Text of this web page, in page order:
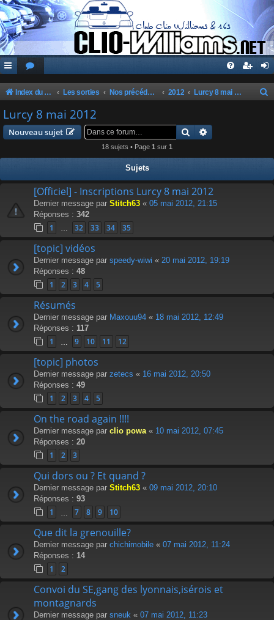
Index du forum Les sorties Nos précédentes sorties 2012 Lurcy 8 mai 2012
Lurcy 8 mai 2012
Nouveau sujet Rechercher
18 sujets • Page 1 sur 1
Sujets
[Officiel] - Inscriptions Lurcy 8 mai 2012
Dernier message par Stitch63 « 05 mai 2012, 21:15
Réponses : 342
1 32 33 34 35
[topic] vidéos
Dernier message par speedy-wiwi « 20 mai 2012, 19:19
Réponses : 48
1 2 3 4 5
Résumés
Dernier message par Maxouu94 « 18 mai 2012, 12:49
Réponses : 117
1 9 10 11 12
[topic] photos
Dernier message par zetecs « 16 mai 2012, 20:50
Réponses : 49
1 2 3 4 5
On the road again !!!!
Dernier message par clio powa « 10 mai 2012, 07:45
Réponses : 20
1 2 3
Qui dors ou ? Et quand ?
Dernier message par Stitch63 « 09 mai 2012, 20:10
Réponses : 93
1 7 8 9 10
Que dit la grenouille?
Dernier message par chichimobile « 07 mai 2012, 11:24
Réponses : 14
1 2
Convoi du SE,gang des lyonnais,isérois et
montagnards
Dernier message par sneuk « 07 mai 2012, 11:23